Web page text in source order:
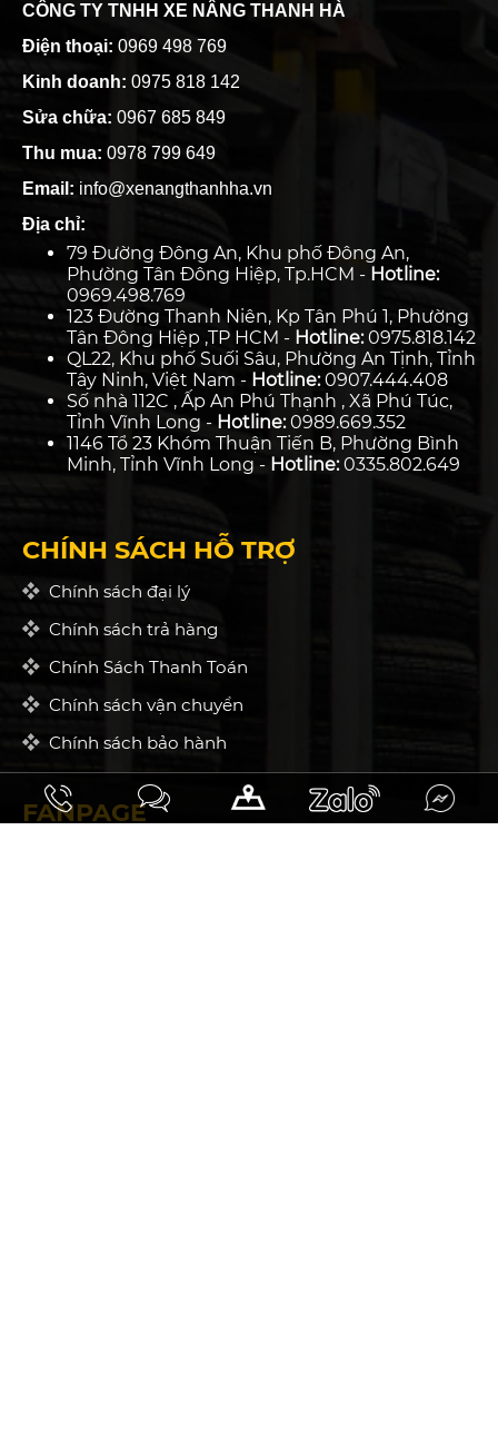
CÔNG TY TNHH XE NÂNG THANH HÀ
Điện thoại: 0969 498 769
Kinh doanh: 0975 818 142
Sửa chữa: 0967 685 849
Thu mua: 0978 799 649
Email: info@xenangthanhha.vn
Địa chỉ:
79 Đường Đông An, Khu phố Đông An,
Phường Tân Đông Hiệp, Tp.HCM - Hotline:
0969.498.769
123 Đường Thanh Niên, Kp Tân Phú 1, Phường
Tân Đông Hiệp ,TP HCM - Hotline:0975.818.142
QL22, Khu phố Suối Sâu, Phường An Tịnh, Tỉnh
Tây Ninh, Việt Nam - Hotline:0907.444.408
Số nhà 112C , Ấp An Phú Thạnh , Xã Phú Túc,
Tỉnh Vĩnh Long - Hotline:0989.669.352
1146 Tổ 23 Khóm Thuận Tiến B, Phường Bình
Minh, Tỉnh Vĩnh Long - Hotline:0335.802.649
CHÍNH SÁCH HỖ TRỢ
Chính sách đại lý
Chính sách trả hàng
Chính Sách Thanh Toán
Chính sách vận chuyển
Chính sách bảo hành
FANPAGE